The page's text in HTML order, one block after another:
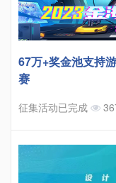
67万+奖金池支持
赛
征集活动已完成